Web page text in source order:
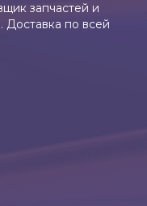
запчастей и
Доставка по всей